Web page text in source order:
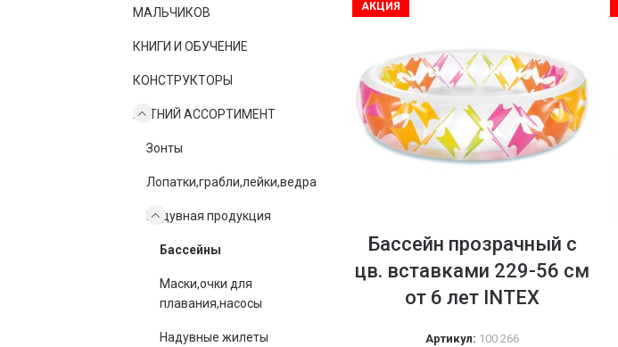
МАЛЬЧИКОВ
КНИГИ И ОБУЧЕНИЕ
КОНСТРУКТОРЫ
ЛЕТНИЙ АССОРТИМЕНТ
Зонты
Лопатки,грабли,лейки,ведра
Надувная продукция
Бассейны
Маски,очки для
плавания,насосы
Надувные жилеты
АКЦИЯ
Бассейн прозрачный с
цв. вставками 229-56 см
от 6 лет INTEX
Артикул: 100 266